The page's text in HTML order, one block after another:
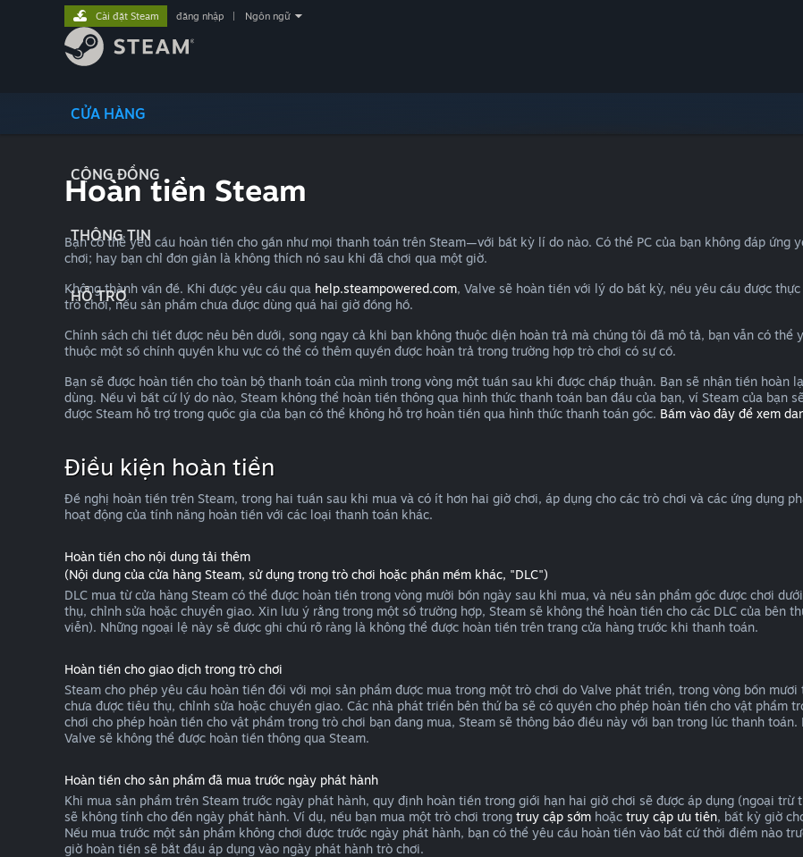
CỬA HÀNG
CỘNG ĐỒNG
THÔNG TIN
HỖ TRỢ
Cài đặt Steam đăng nhập Ngôn ngữ
Hoàn tiền Steam
Bạn có thể yêu cầu hoàn tiền cho gần như mọi thanh toán trên Steam—với bất kỳ lí do nào. Có thể PC của bạn không đáp ứng
chơi; hay bạn chỉ đơn giản là không thích nó sau khi đã chơi qua một giờ.
Không thành vấn đề. Khi được yêu cầu qua help.steampowered.com, Valve sẽ hoàn tiền với lý do bất kỳ, nếu yêu cầu được
trò chơi, nếu sản phẩm chưa được dùng quá hai giờ đồng hồ.
Chính sách chi tiết được nêu bên dưới, song ngay cả khi bạn không thuộc diện hoàn trả mà chúng tôi đã mô tả, bạn vẫn có thể
thuộc một số chính quyền khu vực có thể có thêm quyền được hoàn trả trong trường hợp trò chơi có sự cố.
Bạn sẽ được hoàn tiền cho toàn bộ thanh toán của mình trong vòng một tuần sau khi được chấp thuận. Bạn sẽ nhận tiền hoàn
dùng. Nếu vì bất cứ lý do nào, Steam không thể hoàn tiền thông qua hình thức thanh toán ban đầu của bạn, ví Steam của bạn
được Steam hỗ trợ trong quốc gia của bạn có thể không hỗ trợ hoàn tiền qua hình thức thanh toán gốc. Bấm vào đây để xem
Điều kiện hoàn tiền
Đề nghị hoàn tiền trên Steam, trong hai tuần sau khi mua và có ít hơn hai giờ chơi, áp dụng cho các trò chơi và các ứng dụng
hoạt động của tính năng hoàn tiền với các loại thanh toán khác.
Hoàn tiền cho nội dung tải thêm
(Nội dung của cửa hàng Steam, sử dụng trong trò chơi hoặc phần mềm khác, "DLC")
DLC mua từ cửa hàng Steam có thể được hoàn tiền trong vòng mười bốn ngày sau khi mua, và nếu sản phẩm gốc được chơi
thụ, chỉnh sửa hoặc chuyển giao. Xin lưu ý rằng trong một số trường hợp, Steam sẽ không thể hoàn tiền cho các DLC của bên
viễn). Những ngoại lệ này sẽ được ghi chú rõ ràng là không thể được hoàn tiền trên trang cửa hàng trước khi thanh toán.
Hoàn tiền cho giao dịch trong trò chơi
Steam cho phép yêu cầu hoàn tiền đối với mọi sản phẩm được mua trong một trò chơi do Valve phát triển, trong vòng bốn
chưa được tiêu thụ, chỉnh sửa hoặc chuyển giao. Các nhà phát triển bên thứ ba sẽ có quyền cho phép hoàn tiền cho vật phẩm
chơi cho phép hoàn tiền cho vật phẩm trong trò chơi bạn đang mua, Steam sẽ thông báo điều này với bạn trong lúc thanh
Valve sẽ không thể được hoàn tiền thông qua Steam.
Hoàn tiền cho sản phẩm đã mua trước ngày phát hành
Khi mua sản phẩm trên Steam trước ngày phát hành, quy định hoàn tiền trong giới hạn hai giờ chơi sẽ được áp dụng (ngoại
sẽ không tính cho đến ngày phát hành. Ví dụ, nếu bạn mua một trò chơi trong truy cập sớm hoặc truy cập ưu tiên, bất kỳ giờ
Nếu mua trước một sản phẩm không chơi được trước ngày phát hành, bạn có thể yêu cầu hoàn tiền vào bất cứ thời điểm nào
giờ hoàn tiền sẽ bắt đầu áp dụng vào ngày phát hành trò chơi.